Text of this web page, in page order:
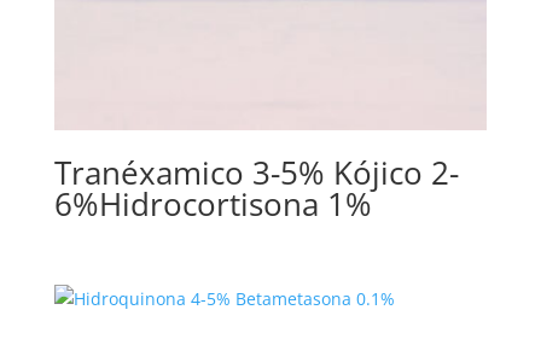
Tranéxamico 3-5% Kójico 2-
6%Hidrocortisona 1%